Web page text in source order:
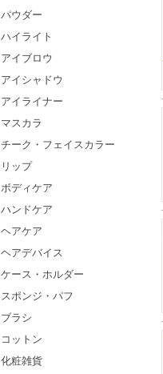
パウダー
ハイライト
アイブロウ
アイシャドウ
アイライナー
マスカラ
チーク・フェイスカラー
リップ
ボディケア
ハンドケア
ヘアケア
ヘアデバイス
ケース・ホルダー
スポンジ・パフ
ブラシ
コットン
化粧雑貨